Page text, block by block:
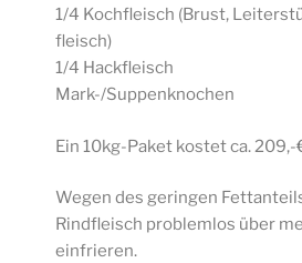
1/4 Kochfleisch (Brust,
fleisch)
1/4 Hackfleisch
Mark-/Suppenknochen
Ein 10kg-Paket kostet ca. 209,-
Wegen des geringen
Rindfleisch problemlos über
einfrieren.